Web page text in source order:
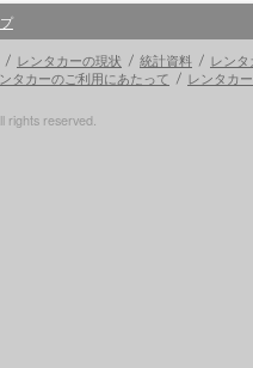
レンタカーの現状 統計資料 レン
タカーのご利用にあたって レンタカ
reserved.